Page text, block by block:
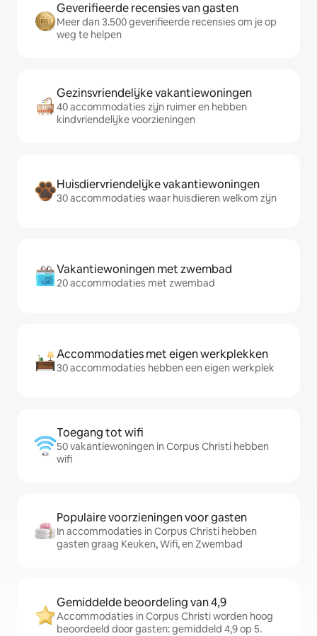
Geverifieerde recensies van gasten
Meer dan 3.500 geverifieerde recensies om je op
weg te helpen
Gezinsvriendelijke vakantiewoningen
40 accommodaties zijn ruimer en hebben
kindvriendelijke voorzieningen
Huisdiervriendelijke vakantiewoningen
30 accommodaties waar huisdieren welkom zijn
Vakantiewoningen met zwembad
20 accommodaties met zwembad
Accommodaties met eigen werkplekken
30 accommodaties hebben een eigen werkplek
Toegang tot wifi
50 vakantiewoningen in Corpus Christi hebben
wifi
Populaire voorzieningen voor gasten
In accommodaties in Corpus Christi hebben
gasten graag Keuken, Wifi, en Zwembad
Gemiddelde beoordeling van 4,9
Accommodaties in Corpus Christi worden hoog
beoordeeld door gasten: gemiddeld 4,9 op 5.